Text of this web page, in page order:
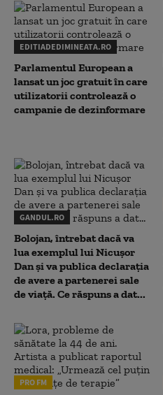
EDITIADEDIMINEATA.RO
Parlamentul European a
lansat un joc gratuit în care
utilizatorii controlează o
campanie de dezinformare
GANDUL.RO
Bolojan, întrebat dacă va
lua exemplul lui Nicușor
Dan și va publica declarația
de avere a partenerei sale
de viață. Ce răspuns a dat...
PRO FM